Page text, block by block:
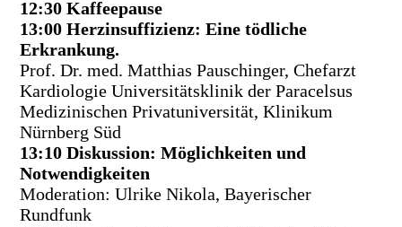
12:30 Kaffeepause
13:00 Herzinsuffizienz: Eine tödliche
Erkrankung.
Prof. Dr. med. Matthias Pauschinger, Chefarzt
Kardiologie Universitätsklinik der Paracelsus
Medizinischen Privatuniversität, Klinikum
Nürnberg Süd
13:10 Diskussion: Möglichkeiten und
Notwendigkeiten
Moderation: Ulrike Nikola, Bayerischer
Rundfunk